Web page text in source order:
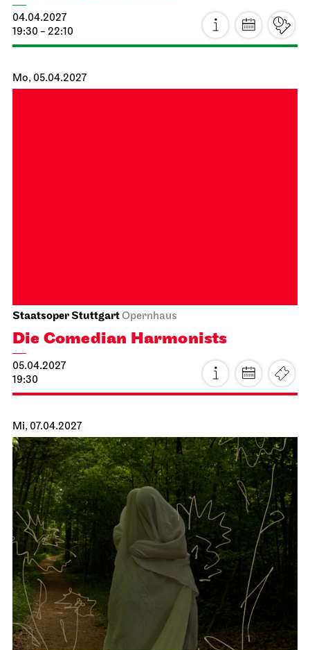
JOiN Nord
Noch leben alle, die wir lieben
15.04.2027
19:00
Fr, 16.04.2027